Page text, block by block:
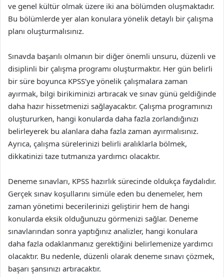
ve genel kültür olmak üzere iki ana bölümden oluşmaktadır.
Bu bölümlerde yer alan konulara yönelik detaylı bir çalışma
planı oluşturmalısınız.
Sınavda başarılı olmanın bir diğer önemli unsuru, düzenli ve
disiplinli bir çalışma programı oluşturmaktır. Her gün belirli
bir süre boyunca KPSS’ye yönelik çalışmalara zaman
ayırmak, bilgi birikiminizi artıracak ve sınav günü geldiğinde
daha hazır hissetmenizi sağlayacaktır. Çalışma programınızı
oluştururken, hangi konularda daha fazla zorlandığınızı
belirleyerek bu alanlara daha fazla zaman ayırmalısınız.
Ayrıca, çalışma sürelerinizi belirli aralıklarla bölmek,
dikkatinizi taze tutmanıza yardımcı olacaktır.
Deneme sınavları, KPSS hazırlık sürecinde oldukça faydalıdır.
Gerçek sınav koşullarını simüle eden bu denemeler, hem
zaman yönetimi becerilerinizi geliştirir hem de hangi
konularda eksik olduğunuzu görmenizi sağlar. Deneme
sınavlarından sonra yaptığınız analizler, hangi konulara
daha fazla odaklanmanız gerektiğini belirlemenize yardımcı
olacaktır. Bu nedenle, düzenli olarak deneme sınavı çözmek,
başarı şansınızı artıracaktır.